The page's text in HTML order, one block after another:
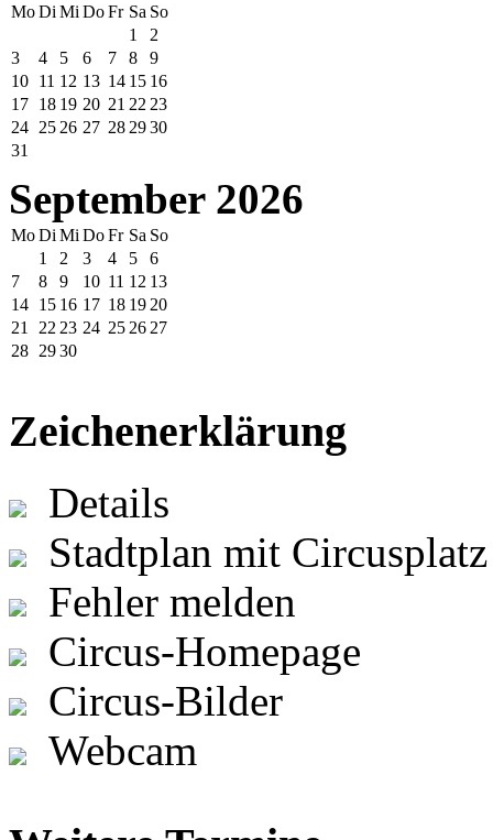
MoDi Mi DoFr Sa So
1
2
3
4 5 6 7 8
9
10 11 12 13 14 15 16
17 18 19 20 21 22 23
24 25 26 27 28 2930
31
September 2026
MoDi Mi DoFr Sa So
1
2 3 4 5
6
7
8 9 10 11 12 13
14 15 16 17 18 19 20
21
22 23 24 25 26 27
28 2930
Zeichenerklärung
Details
Stadtplan mit Circusplatz
Fehler melden
Circus-Homepage
Circus-Bilder
Webcam